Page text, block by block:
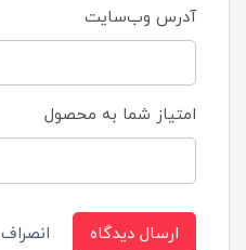
آدرس وب‌سایت
امتیاز شما به محصول
ارسال دیدگاه انصراف